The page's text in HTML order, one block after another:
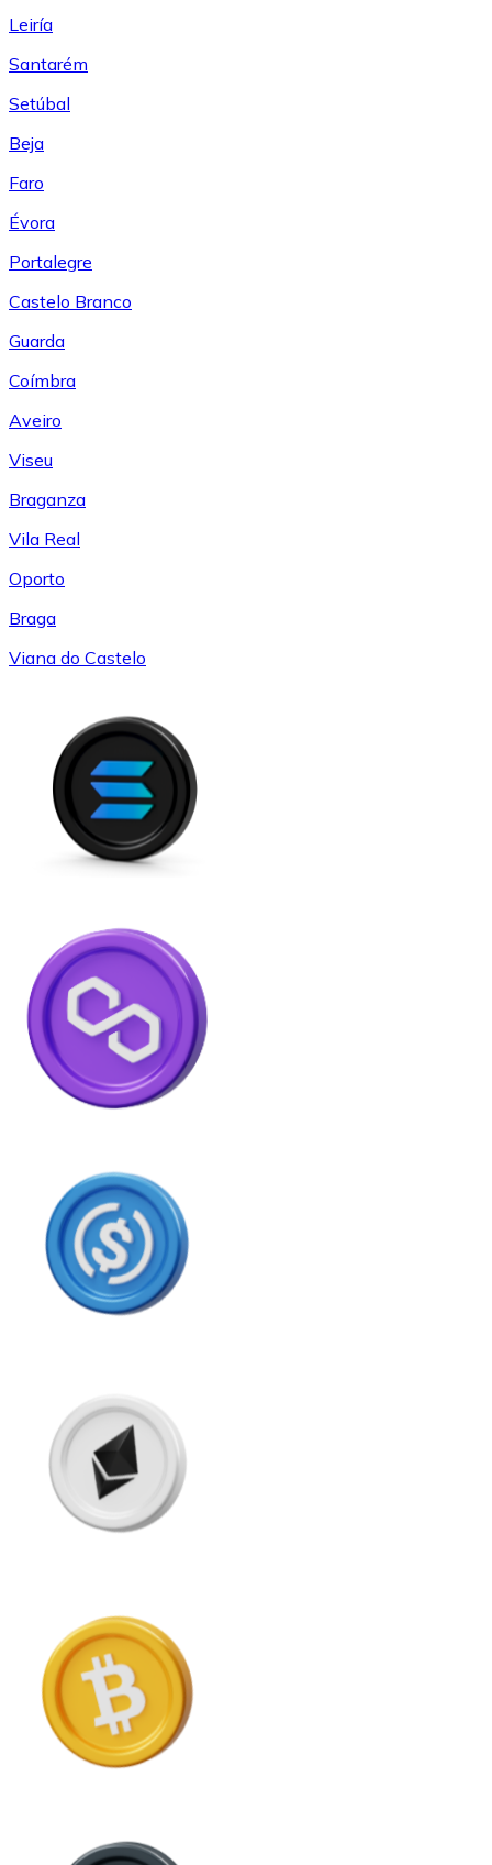
Leiría
Santarém
Setúbal
Beja
Faro
Évora
Portalegre
Castelo Branco
Guarda
Coímbra
Aveiro
Viseu
Braganza
Vila Real
Oporto
Braga
Viana do Castelo